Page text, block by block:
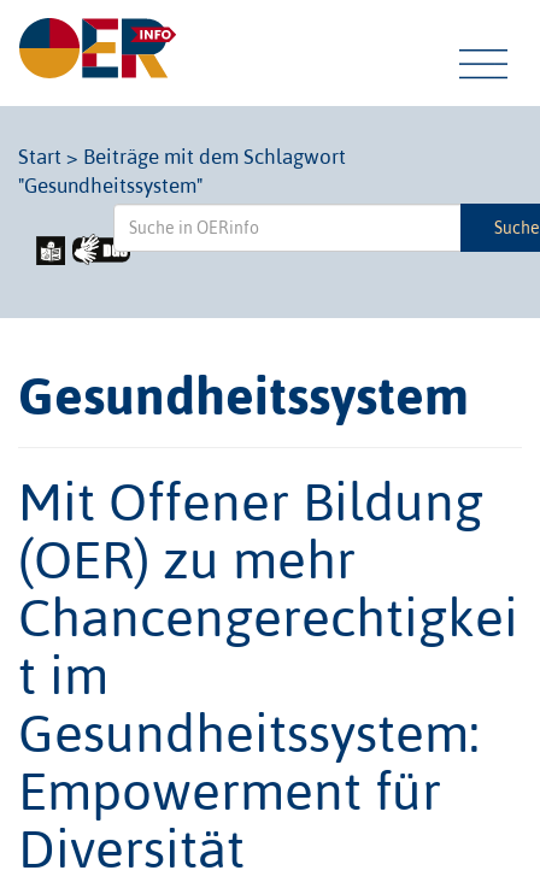
Start > Beiträge mit dem Schlagwort
"Gesundheitssystem"
Gesundheitssystem
Mit Offener Bildung
(OER) zu mehr
Chancengerechtigkei
t im
Gesundheitssystem:
Empowerment für
Diversität